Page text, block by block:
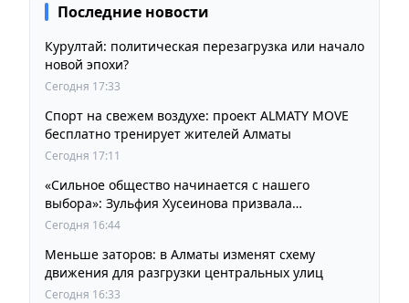
Последние новости
Курултай: политическая перезагрузка или начало
новой эпохи?
Сегодня 17:33
Спорт на свежем воздухе: проект ALMATY MOVE
бесплатно тренирует жителей Алматы
Сегодня 17:11
«Сильное общество начинается с нашего
выбора»: Зульфия Хусеинова призвала
казахстанцев принять участие в выборах
Сегодня 16:44
Меньше заторов: в Алматы изменят схему
движения для разгрузки центральных улиц
Сегодня 16:33